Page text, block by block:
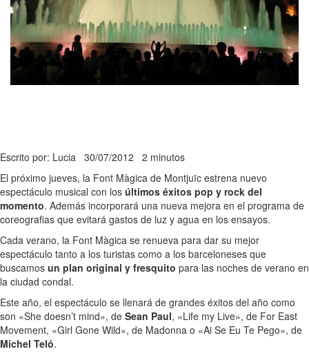
Escrito por: Lucia 30/07/2012 2 minutos
El próximo jueves, la Font Màgica de Montjuïc estrena nuevo
espectáculo musical con los últimos éxitos pop y rock del
momento. Además incorporará una nueva mejora en el programa de
coreografias que evitará gastos de luz y agua en los ensayos.
Cada verano, la Font Màgica se renueva para dar su mejor
espectáculo tanto a los turistas como a los barceloneses que
buscamos un plan original y fresquito para las noches de verano en
la ciudad condal.
Este año, el espectáculo se llenará de grandes éxitos del año como
son «She doesn’t mind», de Sean Paul, «Life my Live», de For East
Movement, «Girl Gone Wild», de Madonna o «Ai Se Eu Te Pego», de
Michel Teló.